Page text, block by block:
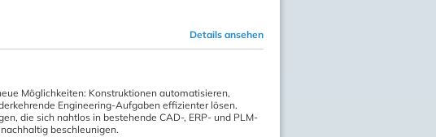
Details ansehen
Möglichkeiten: Konstruktionen automatisieren,
Engineering-Aufgaben effizienter lösen.
die sich nahtlos in bestehende CAD-, ERP- und PLM-
beschleunigen.